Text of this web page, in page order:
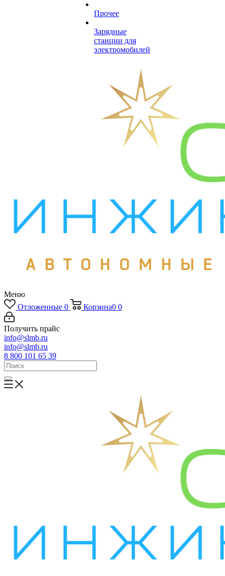
Прочее
Зарядные
станции для
электромобилей
Меню
Отложенные 0 Корзина0 0
Получить прайс
info@slmb.ru
info@slmb.ru
8 800 101 65 39